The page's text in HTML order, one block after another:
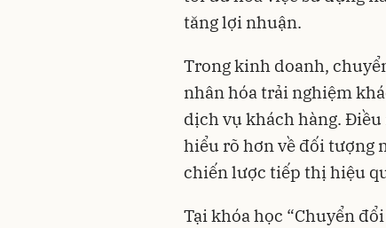
tăng lợi nhuận.
Trong kinh doanh,
nhân hóa trải nghiệm
dịch vụ khách hàng.
hiểu rõ hơn về đối tượng
chiến lược tiếp thị hiệu
Tại khóa học “Chuyển